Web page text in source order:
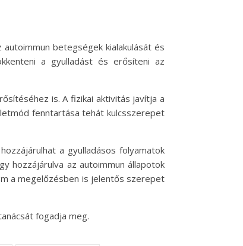
betegségek kialakulását és
a gyulladást és erősíteni az
is. A fizikai aktivitás javítja a
fenntartása tehát kulcsszerepet
a gyulladásos folyamatok
hozzájárulva az autoimmun állapotok
a megelőzésben is jelentős szerepet
fogadja meg.